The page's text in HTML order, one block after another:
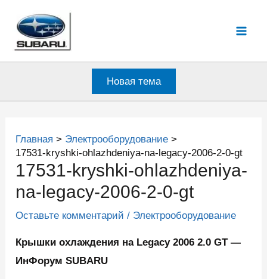
содержимому
Новая тема
Главная
Электрооборудование
17531-kryshki-ohlazhdeniya-na-legacy-2006-2-0-gt
17531-kryshki-ohlazhdeniya-
na-legacy-2006-2-0-gt
Оставьте комментарий / Электрооборудование
Крышки охлаждения на Legacy 2006 2.0 GT —
ИнФорум SUBARU